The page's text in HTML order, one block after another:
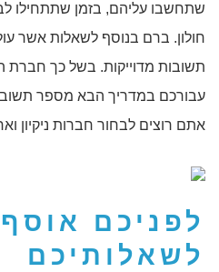
שתחשבו עליהם, בזמן שתתחילו
חולון. ברם בנוסף לשאלות אשר
תשובות מדוייקות. בשל כך חברת
עבורכם במדריך הבא מספר
אתם רוצים לבחור חברות ניקיון
לפניכם אוסף
לשאלותיכם